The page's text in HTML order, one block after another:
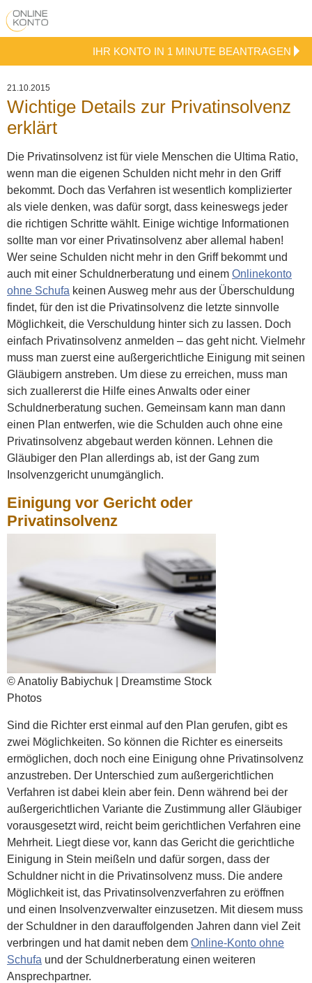
IHR KONTO IN 1 MINUTE BEANTRAGEN
21.10.2015
Wichtige Details zur Privatinsolvenz
erklärt
Die Privatinsolvenz ist für viele Menschen die Ultima Ratio,
wenn man die eigenen Schulden nicht mehr in den Griff
bekommt. Doch das Verfahren ist wesentlich komplizierter
als viele denken, was dafür sorgt, dass keineswegs jeder
die richtigen Schritte wählt. Einige wichtige Informationen
sollte man vor einer Privatinsolvenz aber allemal haben!
Wer seine Schulden nicht mehr in den Griff bekommt und
auch mit einer Schuldnerberatung und einem Onlinekonto
ohne Schufa keinen Ausweg mehr aus der Überschuldung
findet, für den ist die Privatinsolvenz die letzte sinnvolle
Möglichkeit, die Verschuldung hinter sich zu lassen. Doch
einfach Privatinsolvenz anmelden – das geht nicht. Vielmehr
muss man zuerst eine außergerichtliche Einigung mit seinen
Gläubigern anstreben. Um diese zu erreichen, muss man
sich zuallererst die Hilfe eines Anwalts oder einer
Schuldnerberatung suchen. Gemeinsam kann man dann
einen Plan entwerfen, wie die Schulden auch ohne eine
Privatinsolvenz abgebaut werden können. Lehnen die
Gläubiger den Plan allerdings ab, ist der Gang zum
Insolvenzgericht unumgänglich.
Einigung vor Gericht oder
Privatinsolvenz
© Anatoliy Babiychuk | Dreamstime Stock
Photos
Sind die Richter erst einmal auf den Plan gerufen, gibt es
zwei Möglichkeiten. So können die Richter es einerseits
ermöglichen, doch noch eine Einigung ohne Privatinsolvenz
anzustreben. Der Unterschied zum außergerichtlichen
Verfahren ist dabei klein aber fein. Denn während bei der
außergerichtlichen Variante die Zustimmung aller Gläubiger
vorausgesetzt wird, reicht beim gerichtlichen Verfahren eine
Mehrheit. Liegt diese vor, kann das Gericht die gerichtliche
Einigung in Stein meißeln und dafür sorgen, dass der
Schuldner nicht in die Privatinsolvenz muss. Die andere
Möglichkeit ist, das Privatinsolvenzverfahren zu eröffnen
und einen Insolvenzverwalter einzusetzen. Mit diesem muss
der Schuldner in den darauffolgenden Jahren dann viel Zeit
verbringen und hat damit neben dem Online-Konto ohne
Schufa und der Schuldnerberatung einen weiteren
Ansprechpartner.